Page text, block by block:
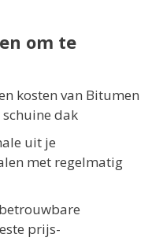
om te
kosten van Bitumen
dak
uit je
met regelmatig
prijs-